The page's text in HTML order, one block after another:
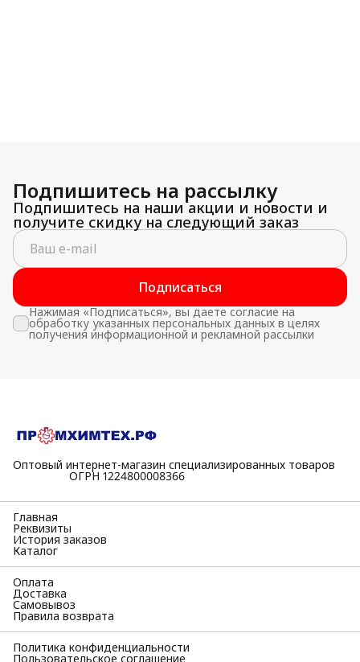
Подпишитесь на рассылку
Подпишитесь на наши акции и новости и
получите скидку на следующий заказ
Подписаться
Нажимая «Подписаться», вы даете согласие на
обработку указанных персональных данных в целях
получения информационной и рекламной рассылки
Оптовый интернет-магазин специализированных товаров
⠀⠀⠀⠀⠀⠀⠀ОГРН 1224800008366
Главная
Реквизиты
История заказов
Каталог
Оплата
Доставка
Самовывоз
Правила возврата
Политика конфиденциальности
Пользовательское соглашение